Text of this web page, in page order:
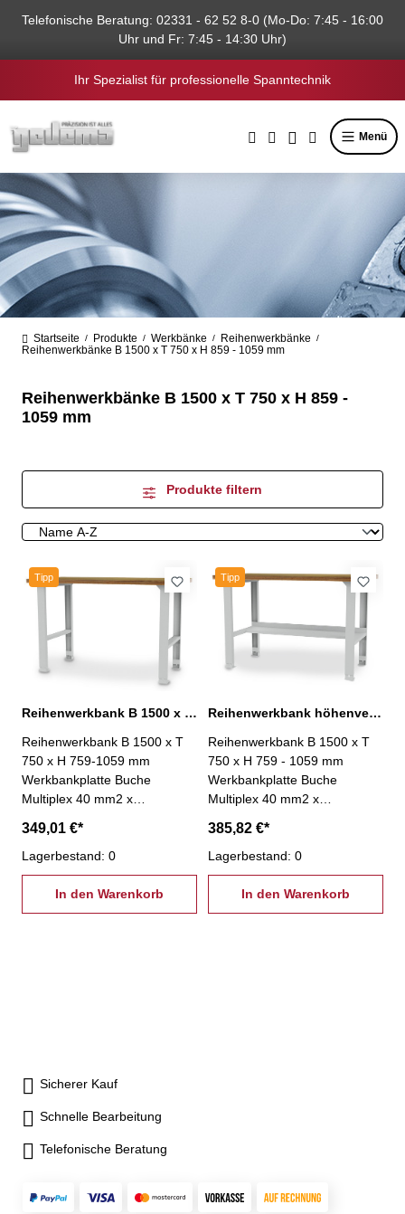
springen
Telefonische Beratung: 02331 - 62 52 8-0 (Mo-Do: 7:45 - 16:00
Uhr und Fr: 7:45 - 14:30 Uhr)
Ihr Spezialist für professionelle Spanntechnik
Menü
Startseite / Produkte / Werkbänke / Reihenwerkbänke /
Reihenwerkbänke B 1500 x T 750 x H 859 - 1059 mm
Reihenwerkbänke B 1500 x T 750 x H 859 -
1059 mm
Produkte filtern
Tipp
Reihenwerkbank B 1500 x T 750 x H 759-1059 mm höhenverstellbar
Reihenwerkbank B 1500 x T
750 x H 759-1059 mm
Werkbankplatte Buche
Multiplex 40 mm2 x
höhenverstellbar um 300 mm
von 719 - 1019
mmGesamtbelastung max.
200 kg Abb.Gehäuse lichtgrau
RAL 7035 Unmontierte
349,01 €*
Lagerbestand: 0
In den Warenkorb
Tipp
Reihenwerkbank höhenverstellbar B 1500 x T 750 x H 759 - 1059 mm
Reihenwerkbank B 1500 x T
750 x H 759 - 1059 mm
Werkbankplatte Buche
Multiplex 40 mm2 x
höhenverstellbar um 300 mm
von 719 - 1019 mm1 x
Ablageboden halbe
TiefeGesamtbelastung max.
200 kg Abb.Gehäuse lichtgrau
385,82 €*
Lagerbestand: 0
In den Warenkorb
Sicherer Kauf
Schnelle Bearbeitung
Telefonische Beratung